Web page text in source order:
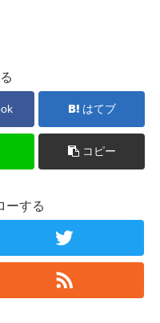
はてブ
コピー
ーする